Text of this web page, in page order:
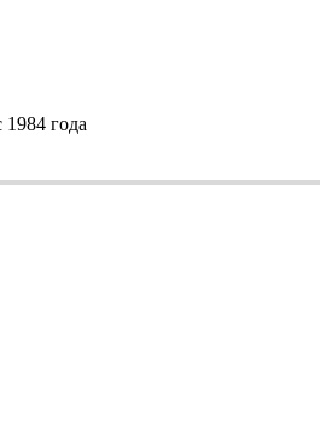
года